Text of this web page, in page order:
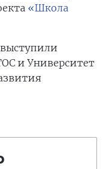
«Школа
и Университет